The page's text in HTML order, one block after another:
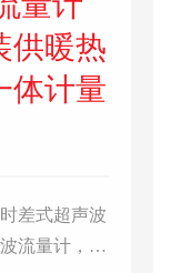
供暖热
体计量
差式超声波
流量计，他